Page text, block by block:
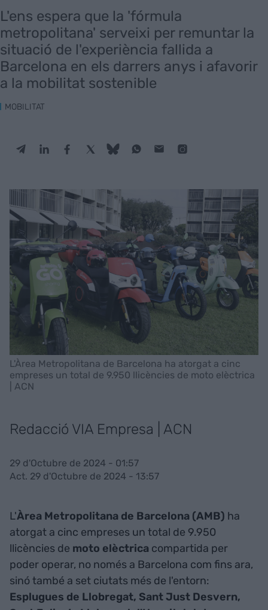
L'ens espera que la 'fórmula
metropolitana' serveixi per remuntar la
situació de l'experiència fallida a
Barcelona en els darrers anys i afavorir
a la mobilitat sostenible
MOBILITAT
L'Àrea Metropolitana de Barcelona ha atorgat a cinc
empreses un total de 9.950 llicències de moto elèctrica
| ACN
Redacció VIA Empresa | ACN
29 d'Octubre de 2024 - 01:57
Act. 29 d'Octubre de 2024 - 13:57
L'Àrea Metropolitana de Barcelona (AMB) ha
atorgat a cinc empreses un total de 9.950
llicències de moto elèctrica compartida per
poder operar, no només a Barcelona com fins ara,
sinó també a set ciutats més de l'entorn:
Esplugues de Llobregat, Sant Just Desvern,